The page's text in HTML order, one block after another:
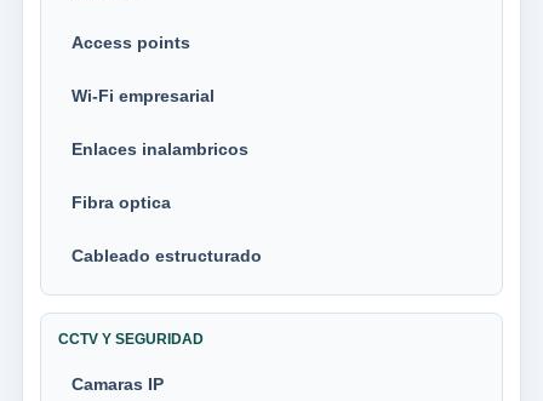
Access points
Wi-Fi empresarial
Enlaces inalambricos
Fibra optica
Cableado estructurado
CCTV Y SEGURIDAD
Camaras IP